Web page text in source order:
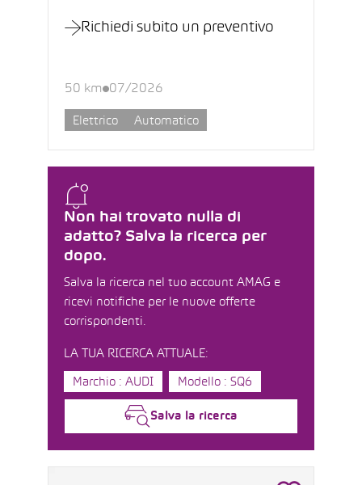
Non hai trovato nulla di
adatto? Salva la ricerca per
dopo.
Salva la ricerca nel tuo account AMAG e
ricevi notifiche per le nuove offerte
corrispondenti.
LA TUA RICERCA ATTUALE:
Marchio : AUDI Modello : SQ6
Salva la ricerca
Richiedi subito un preventivo
50 km 07/2026
Elettrico Automatico